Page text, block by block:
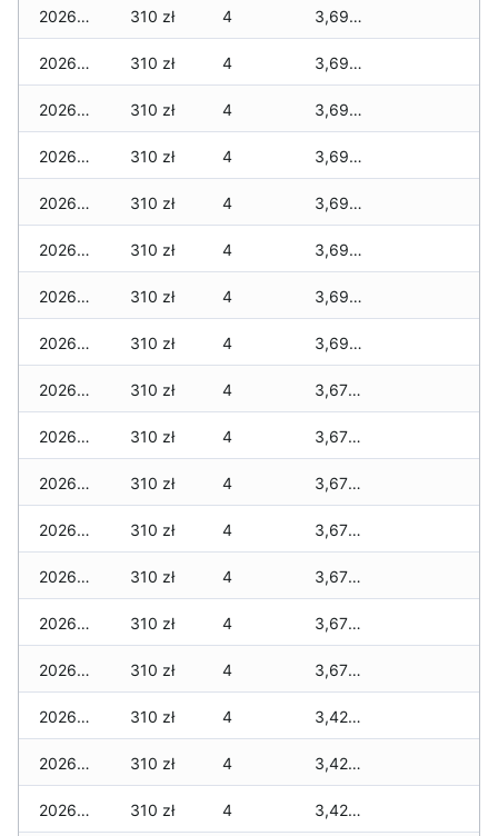
2026-07-02 310 zł 4 3,690 zł
2026-07-01 310 zł 4 3,690 zł
2026-06-30 310 zł 4 3,690 zł
2026-06-28 310 zł 4 3,690 zł
2026-06-27 310 zł 4 3,690 zł
2026-06-26 310 zł 4 3,690 zł
2026-06-25 310 zł 4 3,690 zł
2026-06-24 310 zł 4 3,690 zł
2026-06-23 310 zł 4 3,670 zł
2026-06-22 310 zł 4 3,670 zł
2026-06-21 310 zł 4 3,670 zł
2026-06-20 310 zł 4 3,670 zł
2026-06-19 310 zł 4 3,670 zł
2026-06-18 310 zł 4 3,670 zł
2026-06-17 310 zł 4 3,670 zł
2026-06-16 310 zł 4 3,420 zł
2026-06-15 310 zł 4 3,420 zł
2026-06-14 310 zł 4 3,420 zł